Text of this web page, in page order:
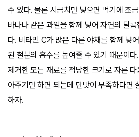
수 있다. 물론 시금치만 넣으면 먹기에 조
바나나 같은 과일을 함께 넣어 자연의 달
다. 비타민 C가 많은 다른 야채를 함께 넣
된 철분의 흡수를 높여줄 수 있기 때문이
제거한 모든 재료를 적당한 크기로 자른
아주기만 하면 되는데 단맛이 부족하다면
하자.